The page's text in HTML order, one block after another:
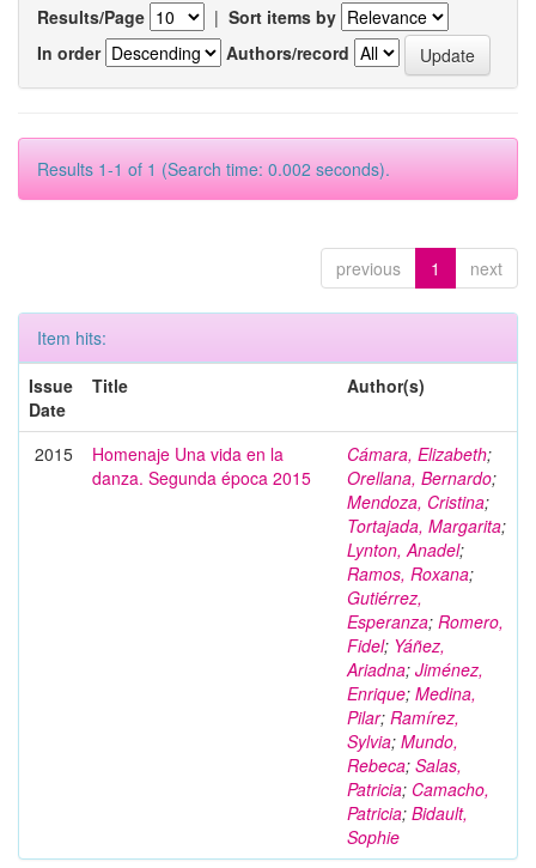
Results/Page | Sort items by
In order
Authors/record
Results 1-1 of 1 (Search time: 0.002 seconds).
previous 1 next
Item hits:
Issue
Date
Title Author(s)
2015
Homenaje Una vida en la
danza. Segunda época 2015
Cámara, Elizabeth;
Orellana, Bernardo;
Mendoza, Cristina;
Tortajada, Margarita;
Lynton, Anadel;
Ramos, Roxana;
Gutiérrez,
Esperanza; Romero,
Fidel; Yáñez,
Ariadna; Jiménez,
Enrique; Medina,
Pilar; Ramírez,
Sylvia; Mundo,
Rebeca; Salas,
Patricia; Camacho,
Patricia; Bidault,
Sophie